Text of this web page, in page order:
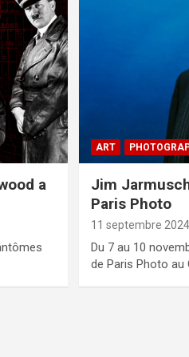
a
ART
Jim
Paris Photo
11 septembre 2024
Du 7 au 10
de Paris Photo au